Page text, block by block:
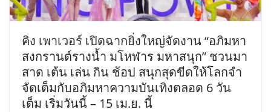
คิง เพาเวอร์ เปิดฉากยิ่งใหญ่จัดงาน “อภิมหา
สงกรานต์รางน้ำ มโหฬาร มหาสนุก” ชวนมา
สาด เต้น เล่น กิน ช้อป สนุกสุดขีดให้โลกจำ
จัดเต็มกับอภิมหาความบันเทิงตลอด 6 วัน
เต็ม เริ่มวันนี้ – 15 เม.ย. นี้